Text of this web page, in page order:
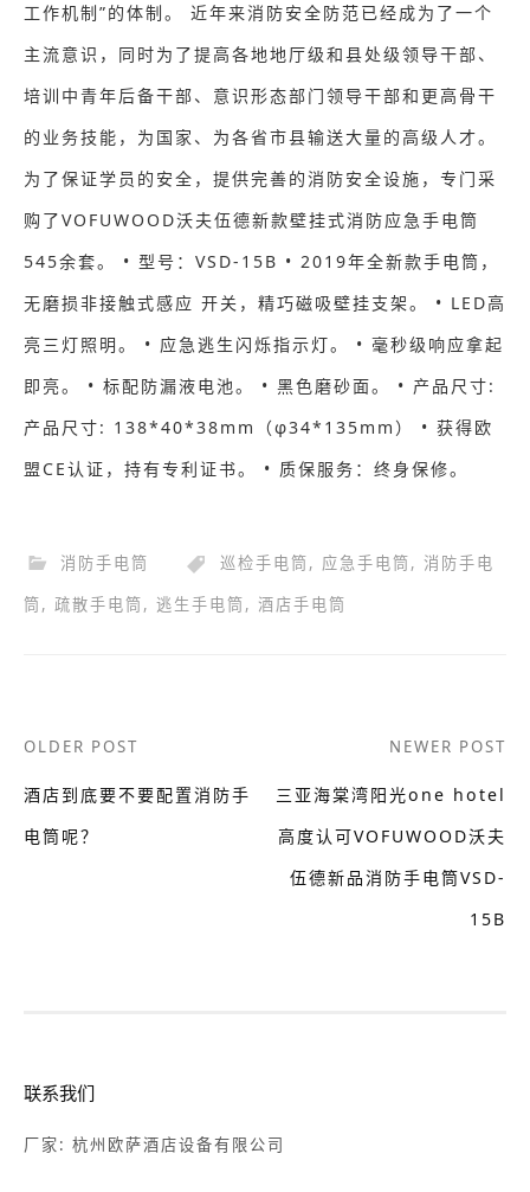
工作机制”的体制。 近年来消防安全防范已经成为了一个
主流意识，同时为了提高各地地厅级和县处级领导干部、
培训中青年后备干部、意识形态部门领导干部和更高骨干
的业务技能，为国家、为各省市县输送大量的高级人才。
为了保证学员的安全，提供完善的消防安全设施，专门采
购了VOFUWOOD沃夫伍德新款壁挂式消防应急手电筒
545余套。 • 型号：VSD-15B • 2019年全新款手电筒，
无磨损非接触式感应 开关，精巧磁吸壁挂支架。 • LED高
亮三灯照明。 • 应急逃生闪烁指示灯。 • 毫秒级响应拿起
即亮。 • 标配防漏液电池。 • 黑色磨砂面。 • 产品尺寸:
产品尺寸: 138*40*38mm（φ34*135mm） • 获得欧
盟CE认证，持有专利证书。 • 质保服务：终身保修。
消防手电筒 巡检手电筒, 应急手电筒, 消防手电
筒, 疏散手电筒, 逃生手电筒, 酒店手电筒
Post
navigation
OLDER POST
酒店到底要不要配置消防手
电筒呢？
NEWER POST
三亚海棠湾阳光one hotel
高度认可VOFUWOOD沃夫
伍德新品消防手电筒VSD-
15B
联系我们
厂家: 杭州欧萨酒店设备有限公司